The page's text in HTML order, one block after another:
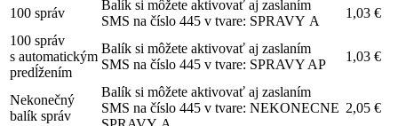
100 správ
Balík si môžete aktivovať aj zaslaním
SMS na číslo 445 v tvare: SPRAVY A
1,03 €
100 správ
s automatickým
predĺžením
Balík si môžete aktivovať aj zaslaním
SMS na číslo 445 v tvare: SPRAVY AP
1,03 €
Nekonečný
balík správ
Balík si môžete aktivovať aj zaslaním
SMS na číslo 445 v tvare: NEKONECNE 2,05 €